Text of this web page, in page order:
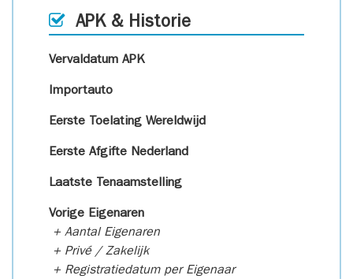
APK & Historie
Vervaldatum APK
Importauto
Eerste Toelating Wereldwijd
Eerste Afgifte Nederland
Laatste Tenaamstelling
Vorige Eigenaren
+ Aantal Eigenaren
+ Privé / Zakelijk
+ Registratiedatum per Eigenaar